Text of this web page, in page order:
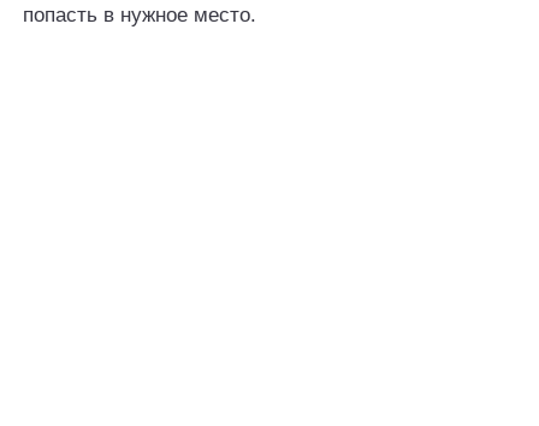
попасть в нужное место.